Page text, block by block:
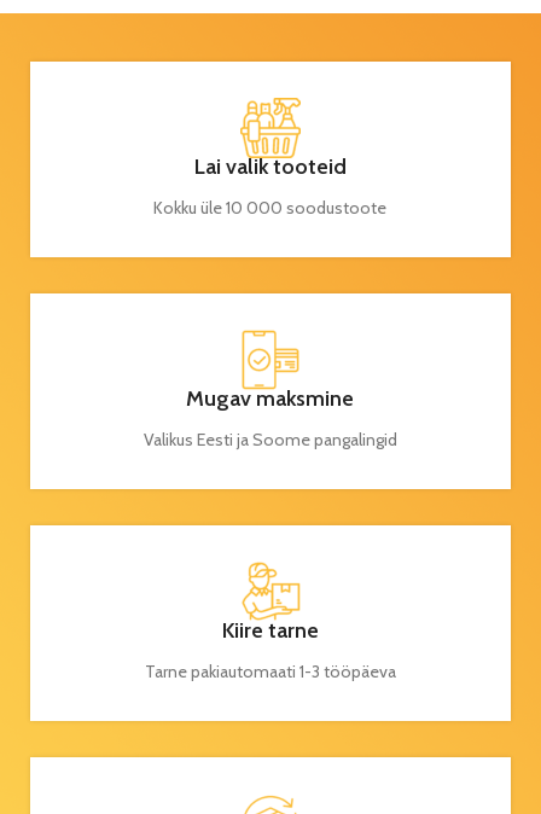
Lai valik tooteid
Kokku üle 10 000 soodustoote
Mugav maksmine
Valikus Eesti ja Soome pangalingid
Kiire tarne
Tarne pakiautomaati 1-3 tööpäeva